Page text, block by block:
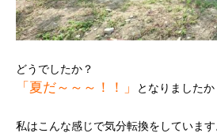
どうでしたか？
「夏だ～～～！！」 となりましたか
私はこんな感じで気分転換をしています